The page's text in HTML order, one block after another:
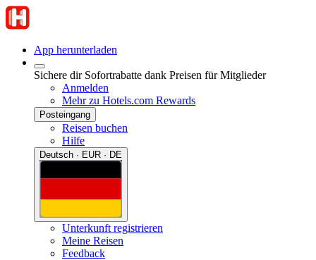
App herunterladen
Sichere dir Sofortrabatte dank Preisen für Mitglieder
Anmelden
Mehr zu Hotels.com Rewards
Posteingang
Reisen buchen
Hilfe
Deutsch · EUR · DE
Unterkunft registrieren
Meine Reisen
Feedback